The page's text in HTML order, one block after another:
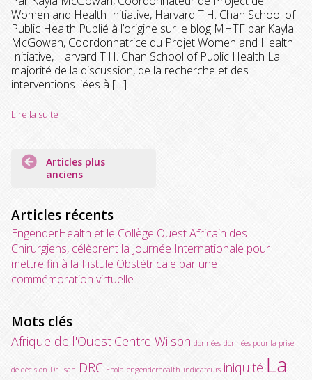
Women and Health Initiative, Harvard T.H. Chan School of
Public Health Publié à l’origine sur le blog MHTF par Kayla
McGowan, Coordonnatrice du Projet Women and Health
Initiative, Harvard T.H. Chan School of Public Health La
majorité de la discussion, de la recherche et des
interventions liées à […]
Lire la suite
Navigation
des
articles
Articles plus
anciens
Articles récents
EngenderHealth et le Collège Ouest Africain des
Chirurgiens, célèbrent la Journée Internationale pour
mettre fin à la Fistule Obstétricale par une
commémoration virtuelle
Mots clés
Afrique de l'Ouest Centre Wilson données données pour la prise
de décision Dr. Isah DRC Ebola engenderhealth indicateurs iniquité La